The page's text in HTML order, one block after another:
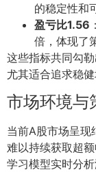
的稳定性和
盈亏比1.56
倍，体现了
这些指标共同勾
尤其适合追求稳
市场环境与
当前A股市场呈现
难以持续获取超
学习模型实时分